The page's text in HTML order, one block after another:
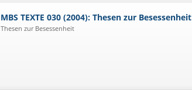
MBS TEXTE 030 (2004): Thesen zur Besessenheit
Thesen zur Besessenheit